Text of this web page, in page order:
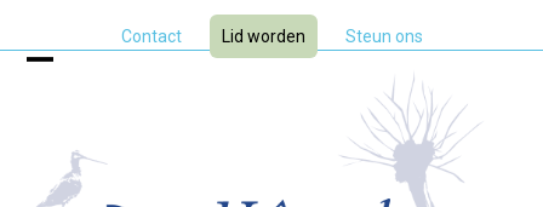
Contact Lid worden Steun ons
menu
menu